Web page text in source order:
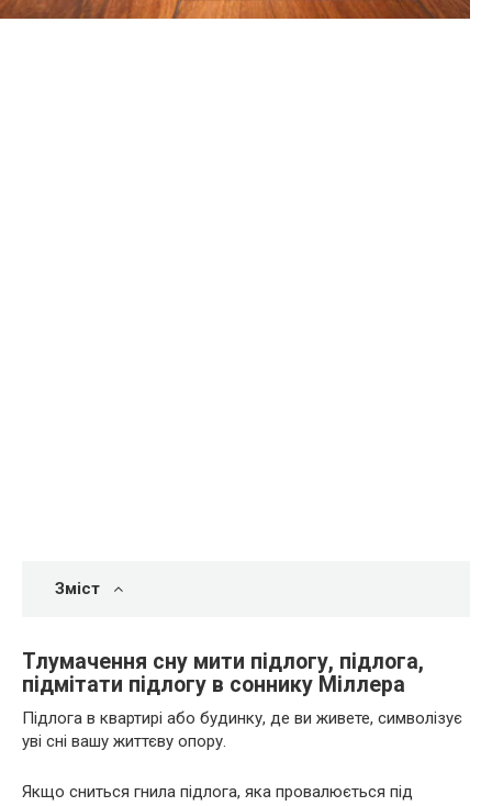
Зміст
Тлумачення сну мити підлогу, підлога,
підмітати підлогу в соннику Міллера
Підлога в квартирі або будинку, де ви живете, символізує
уві сні вашу життєву опору.
Якщо сниться гнила підлога, яка провалюється під